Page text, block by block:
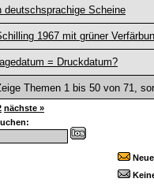
deutschsprachige Scheine
1967 mit grüner
= Druckdatum?
Themen 1 bis 50 von 71,
nächste »